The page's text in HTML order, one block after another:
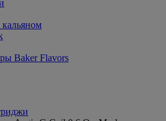
кальяном
Baker Flavors